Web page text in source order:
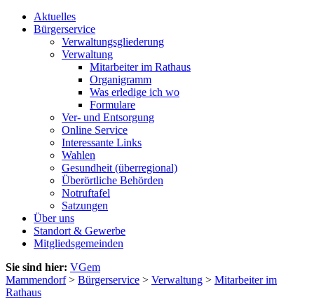
Aktuelles
Bürgerservice
Verwaltungsgliederung
Verwaltung
Mitarbeiter im Rathaus
Organigramm
Was erledige ich wo
Formulare
Ver- und Entsorgung
Online Service
Interessante Links
Wahlen
Gesundheit (überregional)
Überörtliche Behörden
Notruftafel
Satzungen
Über uns
Standort & Gewerbe
Mitgliedsgemeinden
Sie sind hier: VGem
Mammendorf> Bürgerservice > Verwaltung > Mitarbeiter im
Rathaus